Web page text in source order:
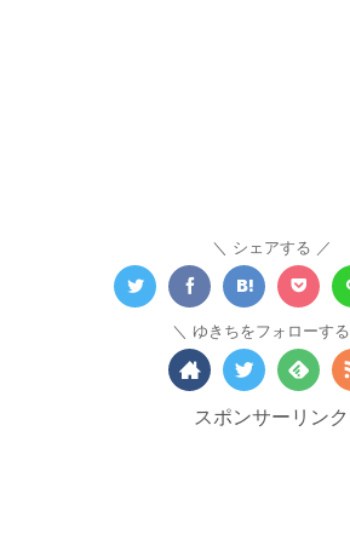
シェアする
ゆきちをフォローする
スポンサーリンク